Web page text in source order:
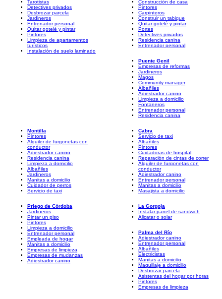
Tarotistas
Detectives privados
Desbrozar parcela
Jardineros
Entrenador personal
Quitar gotelé y pintar
Pintores
Limpieza de apartamentos
turísticos
Instalación de suelo laminado
Construcción de casa
Pintores
Carpinteros
Construir un tabique
Quitar gotelé y pintar
Portes
Detectives privados
Residencia canina
Entrenador personal
Puente Genil
Empresas de reformas
Jardineros
Magos
Community manager
Albañiles
Adiestrador canino
Limpieza a domicilio
Fontaneros
Entrenador personal
Residencia canina
Montilla
Pintores
Alquiler de furgonetas con
conductor
Adiestrador canino
Residencia canina
Limpieza a domicilio
Albañiles
Jardineros
Manitas a domicilio
Cuidador de perros
Servicio de taxi
Cabra
Servicio de taxi
Albañiles
Pintores
Cuidadoras de hospital
Reparación de cintas de correr
Alquiler de furgonetas con
conductor
Adiestrador canino
Entrenador personal
Manitas a domicilio
Masajista a domicilio
Priego de Córdoba
Jardineros
Pintar un piso
Pintores
Limpieza a domicilio
Entrenador personal
Empleada de hogar
Manitas a domicilio
Empresas de limpieza
Empresas de mudanzas
Adiestrador canino
La Gorgoja
Instalar panel de sandwich
Alicatar o solar
Palma del Río
Adiestrador canino
Entrenador personal
Albañiles
Electricistas
Manitas a domicilio
Maquillaje a domicilio
Desbrozar parcela
Asistentas del hogar por horas
Pintores
Empresas de limpieza